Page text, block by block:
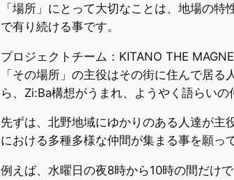
「場所」にとって大切なことは、地場の
で有り続ける事です。
プロジェクトチーム：KITANO THE
「その場所」の主役はその街に住んで居
ら、Zi:Ba構想がうまれ、ようやく語らいの
先ずは、北野地域にゆかりのある人達が主
における多種多様な仲間が集まる事を願っ
例えば、水曜日の夜8時から10時の間だけ